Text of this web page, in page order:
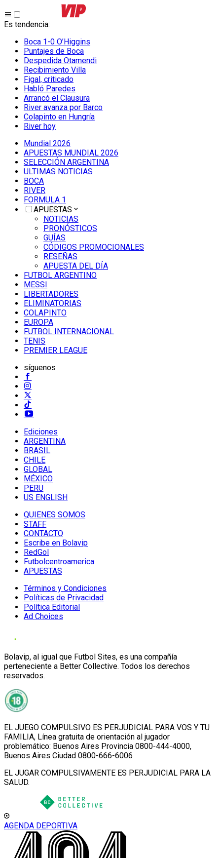
Es tendencia:
Boca 1-0 O’Higgins
Puntajes de Boca
Despedida Otamendi
Recibimiento Villa
Figal, criticado
Habló Paredes
Arrancó el Clausura
River avanza por Barco
Colapinto en Hungría
River hoy
Mundial 2026
APUESTAS MUNDIAL 2026
SELECCIÓN ARGENTINA
ULTIMAS NOTICIAS
BOCA
RIVER
FORMULA 1
APUESTAS
NOTICIAS
PRONÓSTICOS
GUÍAS
CÓDIGOS PROMOCIONALES
RESEÑAS
APUESTA DEL DÍA
FUTBOL ARGENTINO
MESSI
LIBERTADORES
ELIMINATORIAS
COLAPINTO
EUROPA
FUTBOL INTERNACIONAL
TENIS
PREMIER LEAGUE
síguenos
Ediciones
ARGENTINA
BRASIL
CHILE
GLOBAL
MÉXICO
PERU
US ENGLISH
QUIENES SOMOS
STAFF
CONTACTO
Escribe en Bolavip
RedGol
Futbolcentroamerica
APUESTAS
Términos y Condiciones
Políticas de Privacidad
Política Editorial
Ad Choices
Bolavip, al igual que Futbol Sites, es una compañía
perteneciente a Better Collective. Todos los derechos
reservados.
EL JUEGO COMPULSIVO ES PERJUDICIAL PARA VOS Y TU
FAMILIA, Línea gratuita de orientación al jugador
problemático: Buenos Aires Provincia 0800-444-4000,
Buenos Aires Ciudad 0800-666-6006
EL JUGAR COMPULSIVAMENTE ES PERJUDICIAL PARA LA
SALUD.
AGENDA DEPORTIVA